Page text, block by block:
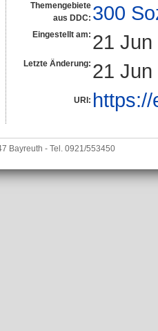
Themengebiete
aus DDC: 300
Eingestellt am: 21
Letzte Änderung: 21
URI:
Bayreuth - Tel. 0921/553450